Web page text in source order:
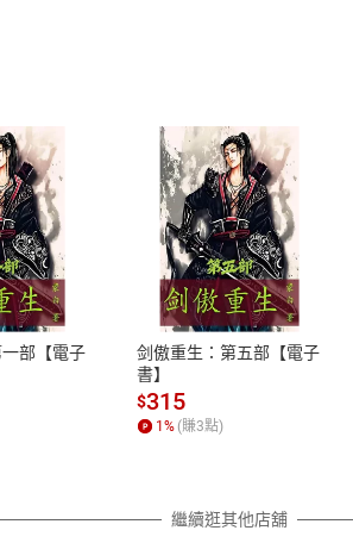
退換貨規範
本店是否提供消費者保護法七日猶
之權利，遽消費者保護法及通訊交
除權合理例外情事適用準則，依商
質各有不同規定。詳細退換貨說明
照各商品說明。
部【電子
剑傲重生：第五部【電子
書】
$315
1 % (賺3點)
繼續逛其他店舖